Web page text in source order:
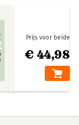
€ 44,98
Prijs voor beide